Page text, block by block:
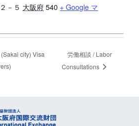
－５ 大阪府 540 + Google マ
(Sakai city) Visa
労働相談 / Labor
Consultations